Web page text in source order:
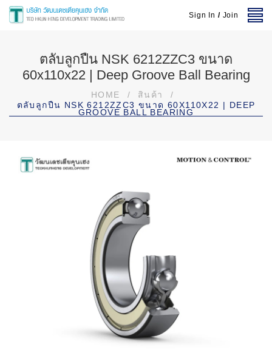
Sign In / Join
ตลับลูกปืน NSK 6212ZZC3 ขนาด
60x110x22 | Deep Groove Ball Bearing
HOME / สินค้า
/
ตลับลูกปืน NSK 6212ZZC3 ขนาด 60X110X22 | DEEP
GROOVE BALL BEARING